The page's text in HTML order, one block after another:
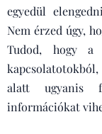
egyedül
Nem érzed úgy,
Tudod, hogy a
alatt ugyanis
információkat